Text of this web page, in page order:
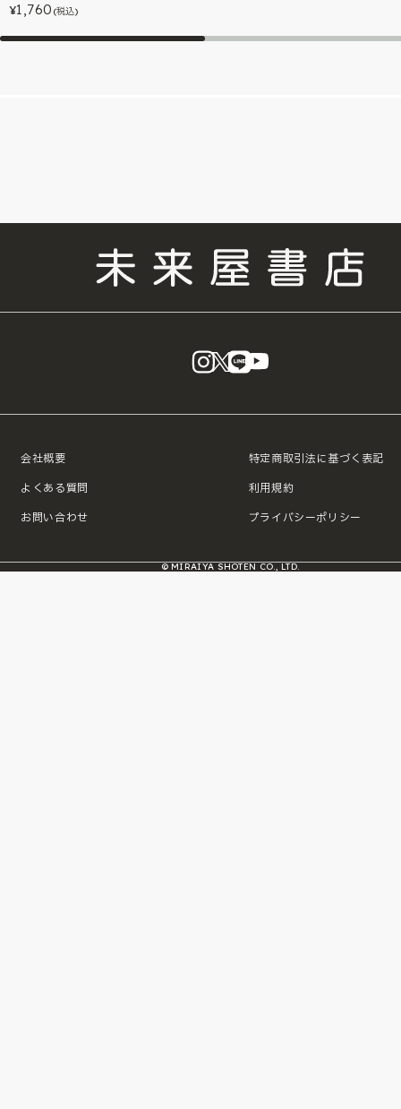
¥1,760 (税込)
instagram
X LINE
会社概要
よくある質問
お問い合わせ
特定商取引法に基づく表記
利用規約
プライバシーポリシー
© MIRAIYA SHOTEN CO., LTD.